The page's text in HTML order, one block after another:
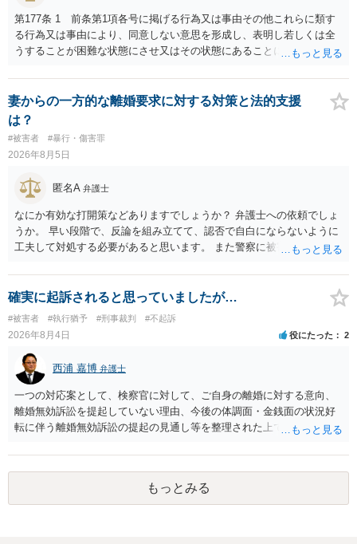
第177条 1 前条第1項各号に掲げる行為又は事由その他これらに類す
る行為又は事由により、同意しない意思を形成し、表明し若しくは全
うすることが困難な状態にさせ又はその状態にあることに乗じて、性
く。）若しくは物を挿入する行為であってわいせつなもの（以下この
条及び第179条第2項において「性交等」という。）をした者は、婚姻
関係の有無にかかわらず、5年以上の有期拘禁刑に処する。 第176条 1
次に掲げる行為又は事由その他これらに類する行為又は事由により、
同意しない意思を形成し、表明し若しくは全うすることが困難な状態
にさせ又はその状態にあることに乗じて、わいせつな行為をした者
は、婚姻関係の有無にかかわらず、6月以上10年以下の拘禁刑に処す
る。 ③アルコール若しくは薬物を摂取させること又はそれらの影響が
あること。 以上の通りですから、アルコール摂取だけでなく、「同意
しない意思を形成し、表明し若しくは全うすることが困難な状態」で
あることが必要です。
妻からの一方的な離婚要求に対する対策と法的支援
は？
#被害者 #暴行・傷害罪
2026年8月5日
匿名A 弁護士
なにか有効な打開策などありますでしょうか？ 弁護士への依頼でしょ
うか。 早い段階で、反論を組み立てて、認否で自白にならないように
工夫して対処する必要があると思います。 また警察に被害届を出すと
告訴状を作って証拠をそろえて出すことでしょう。
確実に起訴されると思っていましたが…
#被害者 #執行猶予 #刑事裁判 #不起訴
2026年8月4日 役にたった 2
西浦 嘉博 弁護士
一つの対応案として、検察官に対して、ご自身の離婚に対する意向、
離婚無効訴訟を提起していない理由、今後の体調面・金銭面の状況好
転に伴う離婚無効訴訟の提起の見通し等を整理された上で、書面とし
検察官の処分判断の際、相談者さんの意向を示す証拠の一つとして位
置づけられる様に思われます。 より詳細についてお聞きになりたい場
合、最寄りの法律事務所での相談を検討ください
もっとみる